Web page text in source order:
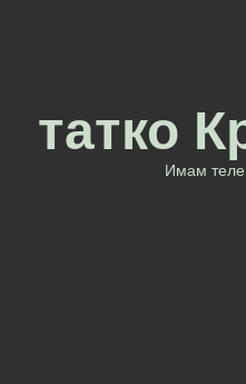
татко
Имам теле